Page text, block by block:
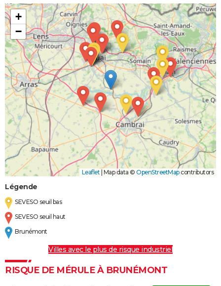
+
−
Leaflet Map data © OpenStreetMapcontributors
Légende
SEVESO seuil bas
SEVESO seuil haut
Brunémont
Villes avec le plus de risque industriel
RISQUE DE MÉRULE À BRUNÉMONT